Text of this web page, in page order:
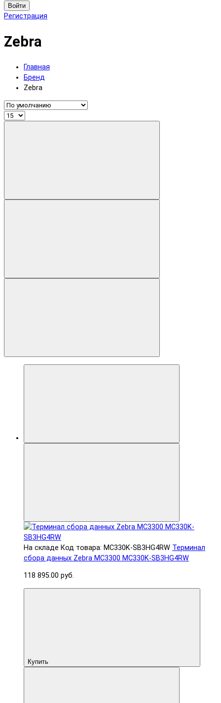
Войти
Регистрация
Zebra
Главная
Бренд
Zebra
На складе Код товара: MC330K-SB3HG4RW Терминал
сбора данных Zebra MC3300 MC330K-SB3HG4RW
118 895.00 руб.
Купить